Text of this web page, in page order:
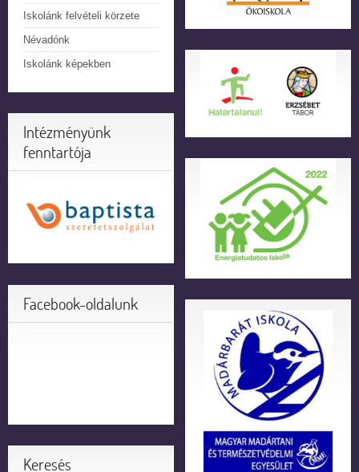
Iskolánk felvételi körzete
Névadónk
Iskolánk képekben
Intézményünk
fenntartója
Facebook-oldalunk
Keresés